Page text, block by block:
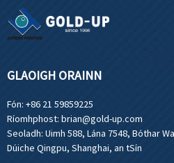
GLAOIGH ORAINN
Fón: +86 21 59859225
Ríomhphost: brian@gold-up.com
Seoladh: Uimh 588, Lána 7548, Bóthar
Dúiche Qingpu, Shanghai, an tSín